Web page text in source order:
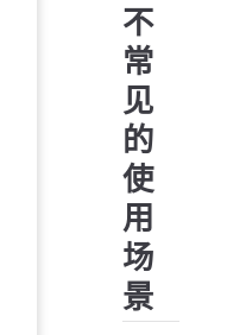
不
常
见
的
使
用
场
景